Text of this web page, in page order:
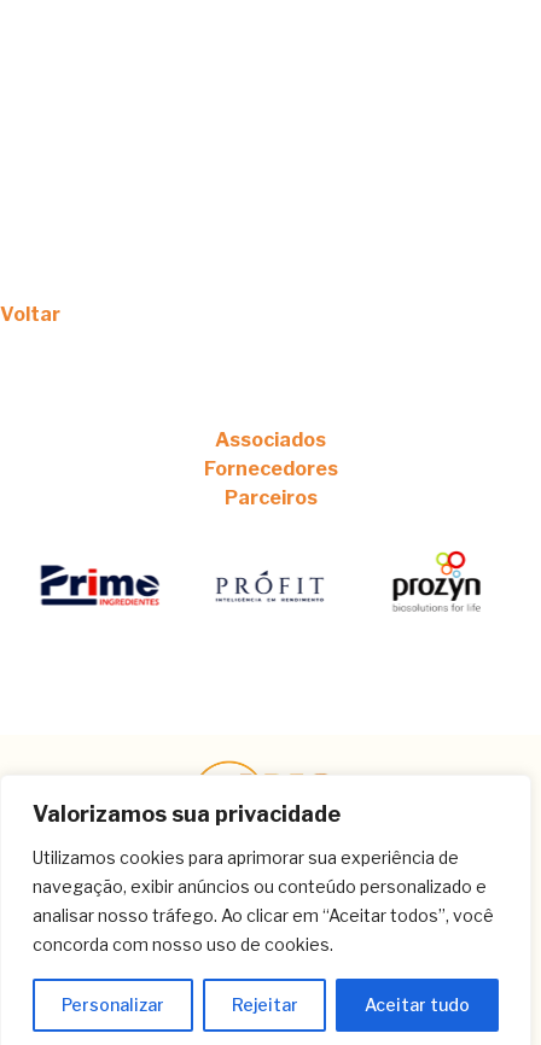
Valorizamos sua privacidade
Utilizamos cookies para aprimorar sua experiência de
navegação, exibir anúncios ou conteúdo personalizado e
analisar nosso tráfego. Ao clicar em “Aceitar todos”, você
concorda com nosso uso de cookies.
Personalizar Rejeitar Aceitar tudo
Voltar
Associados
Fornecedores
Parceiros
Contato
(11) 3259-8266